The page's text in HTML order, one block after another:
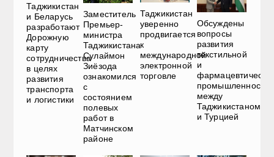
Таджикистан
и Беларусь
разработают
Дорожную
карту
сотрудничества
в целях
развития
транспорта
и логистики
Заместитель
Премьер-
министра
Таджикистана
Сулаймон
Зиёзода
ознакомился
с
состоянием
полевых
работ в
Матчинском
районе
Таджикистан
уверенно
продвигается
к
международной
электронной
торговле
Обсуждены
вопросы
развития
текстильной
и
промышленности
между
Таджикистаном
и Турцией